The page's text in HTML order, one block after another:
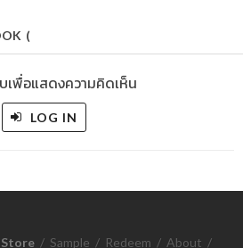
(
บเพื่อแสดงความคิดเห็น
LOG IN
Store / Sample / Redeem / About /